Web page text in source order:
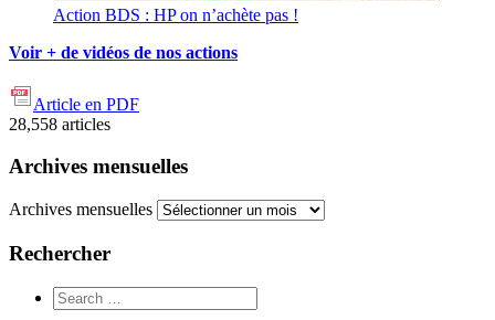
Action BDS : HP on n’achète pas !
Voir + de vidéos de nos actions
Article en PDF
28,558 articles
Archives mensuelles
Archives mensuelles
Rechercher